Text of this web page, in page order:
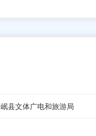
岷县文体广电和旅游局